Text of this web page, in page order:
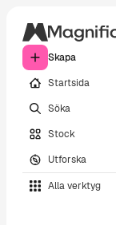
Skapa
Startsida
Söka
Stock
Utforska
Alla verktyg